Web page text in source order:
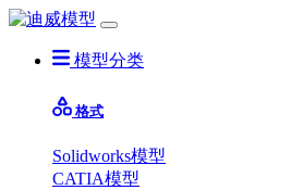
模型分类
格式
Solidworks模型
CATIA模型